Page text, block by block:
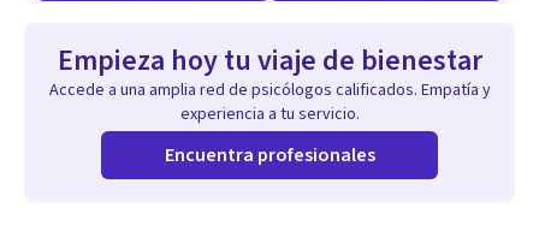
Empieza hoy tu viaje de bienestar
Accede a una amplia red de psicólogos calificados. Empatía y
experiencia a tu servicio.
Encuentra profesionales